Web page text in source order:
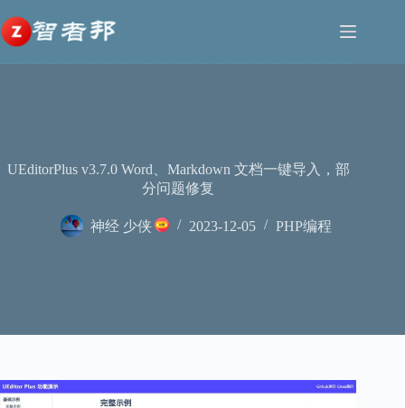
至
内
容
UEditorPlus v3.7.0 Word、Markdown 文档一键导入，部
分问题修复
神经 少侠 2023-12-05 PHP编程